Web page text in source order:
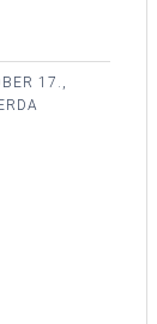
17.,